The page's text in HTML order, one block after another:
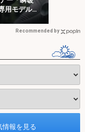
モデルも
Recommended by